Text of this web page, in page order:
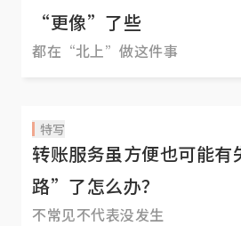
“更像”了些
都在“北上”做这件事
特写
转账服务虽方便也可能
路”了怎么办？
不常见不代表没发生